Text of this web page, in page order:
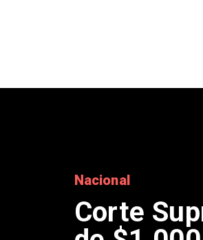
Nacional
Codelco